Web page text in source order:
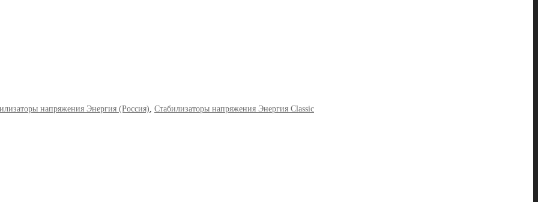
напряжения Энергия (Россия) Стабилизаторы напряжения Энергия Classic